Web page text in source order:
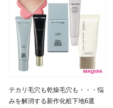
テカリ毛穴も乾燥毛穴も・・・悩
みを解消する新作化粧下地6選